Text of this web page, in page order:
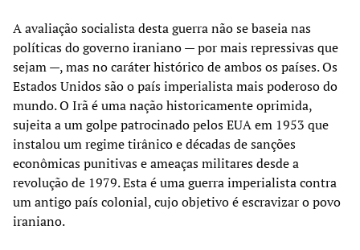
A avaliação socialista desta guerra não se baseia nas
políticas do governo iraniano — por mais repressivas que
sejam —, mas no caráter histórico de ambos os países. Os
Estados Unidos são o país imperialista mais poderoso do
mundo. O Irã é uma nação historicamente oprimida,
sujeita a um golpe patrocinado pelos EUA em 1953 que
instalou um regime tirânico e décadas de sanções
econômicas punitivas e ameaças militares desde a
revolução de 1979. Esta é uma guerra imperialista contra
um antigo país colonial, cujo objetivo é escravizar o povo
iraniano.